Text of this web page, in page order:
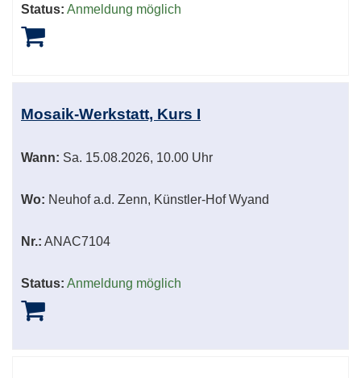
Status: Anmeldung möglich
Mosaik-Werkstatt, Kurs I
Wann: Sa. 15.08.2026, 10.00 Uhr
Wo: Neuhof a.d. Zenn, Künstler-Hof Wyand
Nr.: ANAC7104
Status: Anmeldung möglich